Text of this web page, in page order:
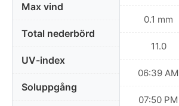
Max vind
Total nederbörd
UV-index
Soluppgång
0.1 mm
11.0
06:39 AM
07:50 PM